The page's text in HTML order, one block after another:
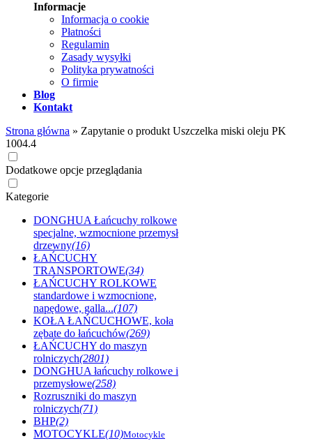
Informacje
Informacja o cookie
Płatności
Regulamin
Zasady wysyłki
Polityka prywatności
O firmie
Blog
Kontakt
Strona główna » Zapytanie o produkt Uszczelka miski oleju PK
1004.4
Dodatkowe opcje przeglądania
Kategorie
DONGHUA Łańcuchy rolkowe
specjalne, wzmocnione przemysł
drzewny(16)
ŁAŃCUCHY
TRANSPORTOWE(34)
ŁAŃCUCHY ROLKOWE
standardowe i wzmocnione,
napędowe, galla...(107)
KOŁA ŁAŃCUCHOWE, koła
zębate do łańcuchów(269)
ŁAŃCUCHY do maszyn
rolniczych(2801)
DONGHUA łańcuchy rolkowe i
przemysłowe(258)
Rozruszniki do maszyn
rolniczych(71)
BHP(2)
MOTOCYKLE(10)Motocykle